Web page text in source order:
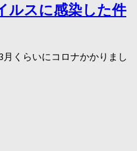
ルスに感染した件
くらいにコロナかかりまし